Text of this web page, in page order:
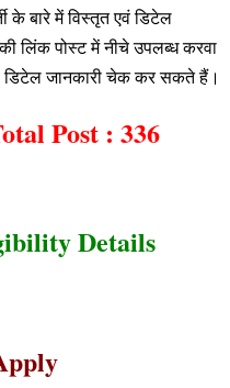
के बारे में विस्तृत एवं डिटेल
लिंक पोस्ट में नीचे उपलब्ध करवा
डिटेल जानकारी चेक कर सकते हैं।
Post : 336
Details